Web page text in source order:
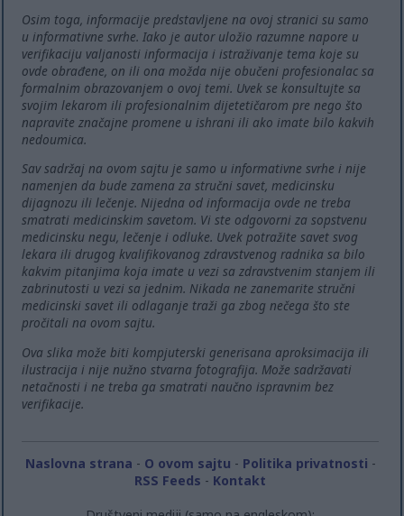
Osim toga, informacije predstavljene na ovoj stranici su samo
u informativne svrhe. Iako je autor uložio razumne napore u
verifikaciju valjanosti informacija i istraživanje tema koje su
ovde obrađene, on ili ona možda nije obučeni profesionalac sa
formalnim obrazovanjem o ovoj temi. Uvek se konsultujte sa
svojim lekarom ili profesionalnim dijetetičarom pre nego što
napravite značajne promene u ishrani ili ako imate bilo kakvih
nedoumica.
Sav sadržaj na ovom sajtu je samo u informativne svrhe i nije
namenjen da bude zamena za stručni savet, medicinsku
dijagnozu ili lečenje. Nijedna od informacija ovde ne treba
smatrati medicinskim savetom. Vi ste odgovorni za sopstvenu
medicinsku negu, lečenje i odluke. Uvek potražite savet svog
lekara ili drugog kvalifikovanog zdravstvenog radnika sa bilo
kakvim pitanjima koja imate u vezi sa zdravstvenim stanjem ili
zabrinutosti u vezi sa jednim. Nikada ne zanemarite stručni
medicinski savet ili odlaganje traži ga zbog nečega što ste
pročitali na ovom sajtu.
Ova slika može biti kompjuterski generisana aproksimacija ili
ilustracija i nije nužno stvarna fotografija. Može sadržavati
netačnosti i ne treba ga smatrati naučno ispravnim bez
verifikacije.
Naslovna strana - O ovom sajtu - Politika privatnosti -
RSS Feeds - Kontakt